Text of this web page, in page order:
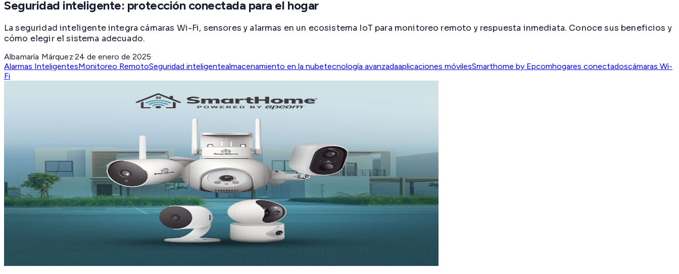
Seguridad inteligente: protección conectada para el hogar
La seguridad inteligente integra cámaras Wi-Fi, sensores y alarmas en un ecosistema IoT para monitoreo remoto y respuesta inmediata. Conoce sus beneficios y
cómo elegir el sistema adecuado.
Albamaría Márquez·24 de enero de 2025·
Alarmas InteligentesMonitoreo RemotoSeguridad inteligentealmacenamiento en la nubetecnología avanzadaaplicaciones móvilesSmarthome by Epcomhogares conectadoscámaras Wi-
Fi